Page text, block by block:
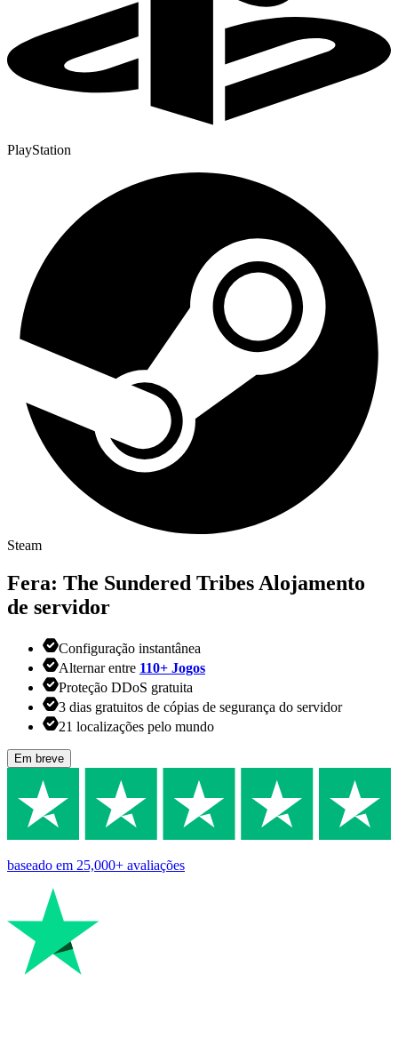
PlayStation
Steam
Fera: The Sundered Tribes Alojamento
de servidor
Configuração instantânea
Alternar entre 110+ Jogos
Proteção DDoS gratuita
3 dias gratuitos de cópias de segurança do servidor
21 localizações pelo mundo
Em breve
baseado em 25,000+ avaliações